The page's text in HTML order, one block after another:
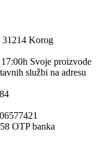
31214 Korog
Svoje proizvode
službi na adresu
OTP banka